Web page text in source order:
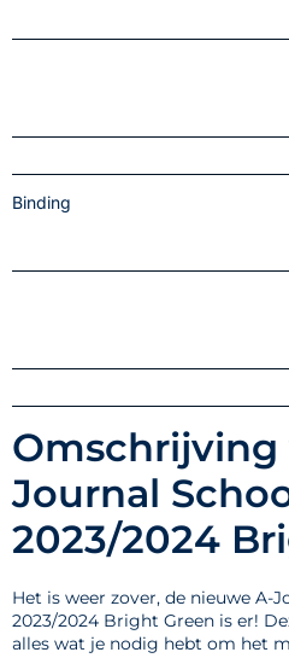
Binding
Omschrijving
Journal
2023/2024
Het is weer zover, de nieuwe A-
2023/2024 Bright Green is er!
alles wat je nodig hebt om het